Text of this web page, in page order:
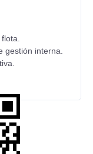
gestión interna.